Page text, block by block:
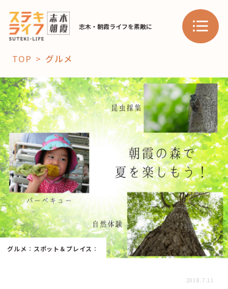
志木・朝霞ライフを素敵に
「コト」
子育て
暮らし
おすすめ
スポット 学び・教育
「場」
HAREL HAREL
活用事例
TOP グルメ
グルメ ： スポット＆プレイス ：
2018.7.11